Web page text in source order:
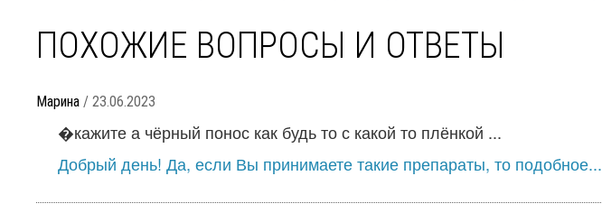
ПОХОЖИЕ ВОПРОСЫ И ОТВЕТЫ
Марина / 23.06.2023
�кажите а чёрный понос как будь то с какой то плёнкой ...
Добрый день! Да, если Вы принимаете такие препараты, то подобное...